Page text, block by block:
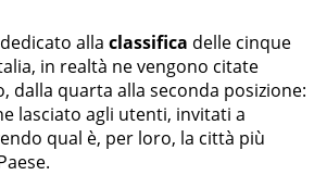
alla classifica delle cinque
in realtà ne vengono citate
dalla quarta alla seconda posizione:
lasciato agli utenti, invitati a
qual è, per loro, la città più